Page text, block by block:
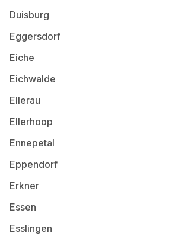
Duisburg
Eggersdorf
Eiche
Eichwalde
Ellerau
Ellerhoop
Ennepetal
Eppendorf
Erkner
Essen
Esslingen